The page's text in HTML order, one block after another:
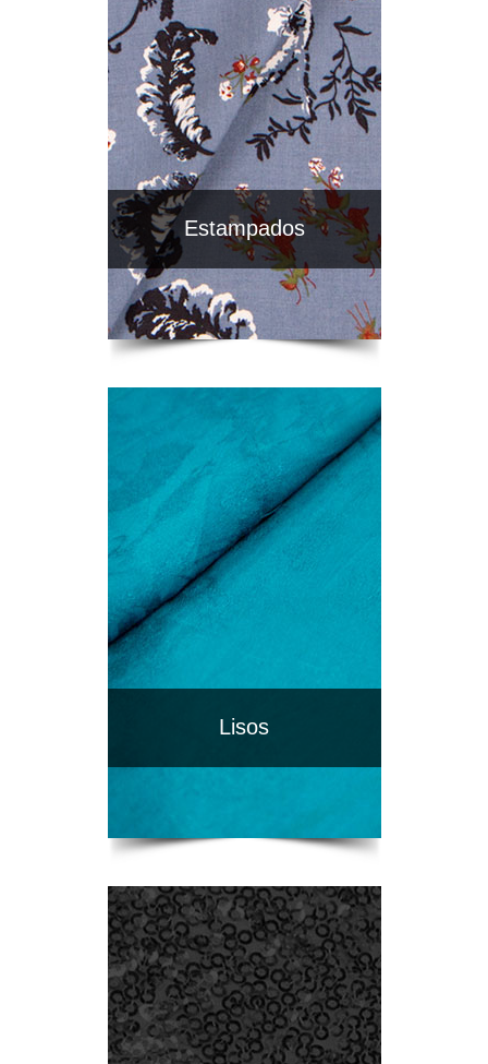
Estampados
Lisos